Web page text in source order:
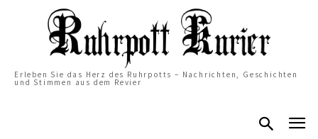
Erleben Sie das Herz des Ruhrpotts – Nachrichten, Geschichten
und Stimmen aus dem Revier